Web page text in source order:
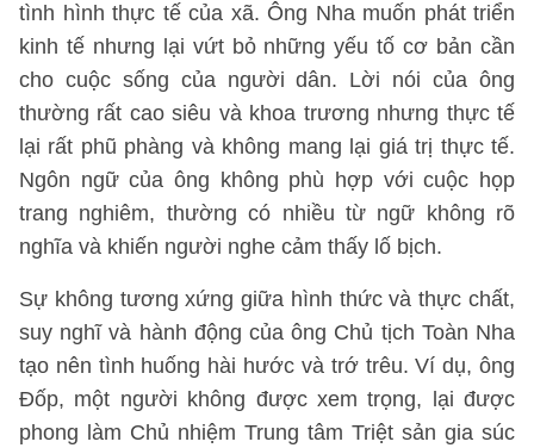
tình hình thực tế của xã. Ông Nha muốn phát triển
kinh tế nhưng lại vứt bỏ những yếu tố cơ bản cần
cho cuộc sống của người dân. Lời nói của ông
thường rất cao siêu và khoa trương nhưng thực tế
lại rất phũ phàng và không mang lại giá trị thực tế.
Ngôn ngữ của ông không phù hợp với cuộc họp
trang nghiêm, thường có nhiều từ ngữ không rõ
nghĩa và khiến người nghe cảm thấy lố bịch.
Sự không tương xứng giữa hình thức và thực chất,
suy nghĩ và hành động của ông Chủ tịch Toàn Nha
tạo nên tình huống hài hước và trớ trêu. Ví dụ, ông
Đốp, một người không được xem trọng, lại được
phong làm Chủ nhiệm Trung tâm Triệt sản gia súc